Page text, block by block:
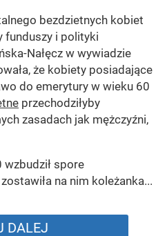
bezdzietnych kobiet
funduszy i polityki
Nałęcz w wywiadzie
że kobiety posiadające
do emerytury w wieku 60
przechodziłyby
zasadach jak mężczyźni,
spore
na nim koleżanka...
DALEJ